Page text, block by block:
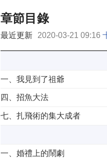
章節目錄
最近更新 2020-03-21 09:16
一、我見到了祖爺
四、招魚大法
七、扎飛術的集大成者
一、婚禮上的鬧劇